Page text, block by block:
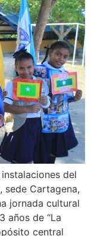
del
sede Cartagena,
jornada cultural
años de “La
central